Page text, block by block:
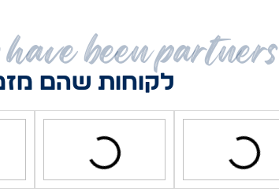
been partners
לקוחות שהם